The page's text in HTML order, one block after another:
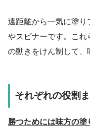
遠距離から一気に塗
やスピナーです。こ
の動きをけん制して、
それぞれの役割
勝つためには味方の